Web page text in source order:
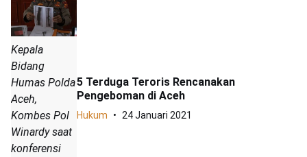
Kepala
Bidang
Humas Polda
Aceh,
Kombes Pol
Winardy saat
konferensi
5 Terduga Teroris Rencanakan
Pengeboman di Aceh
Hukum 24 Januari 2021